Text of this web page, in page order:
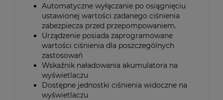
Automatyczne wyłączanie po osiągnięciu
ustawionej wartości zadanego ciśnienia
zabezpiecza przed przepompowaniem.
Urządzenie posiada zaprogramowane
wartości ciśnienia dla poszczególnych
zastosowań
Wskaźnik naładowania akumulatora na
wyświetlaczu
Dostępne jednostki ciśnienia widoczne na
wyświetlaczu